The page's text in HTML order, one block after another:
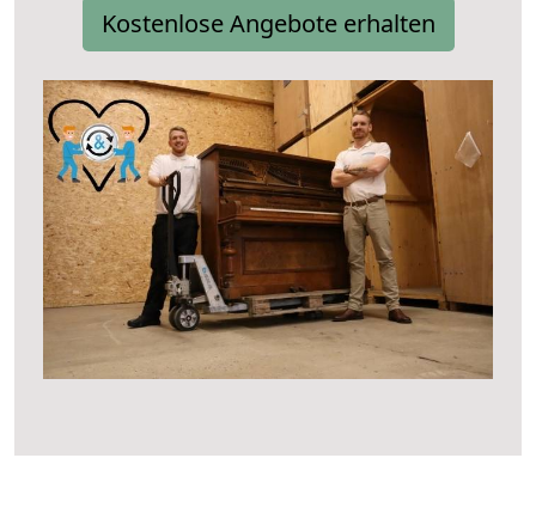
Kostenlose Angebote erhalten